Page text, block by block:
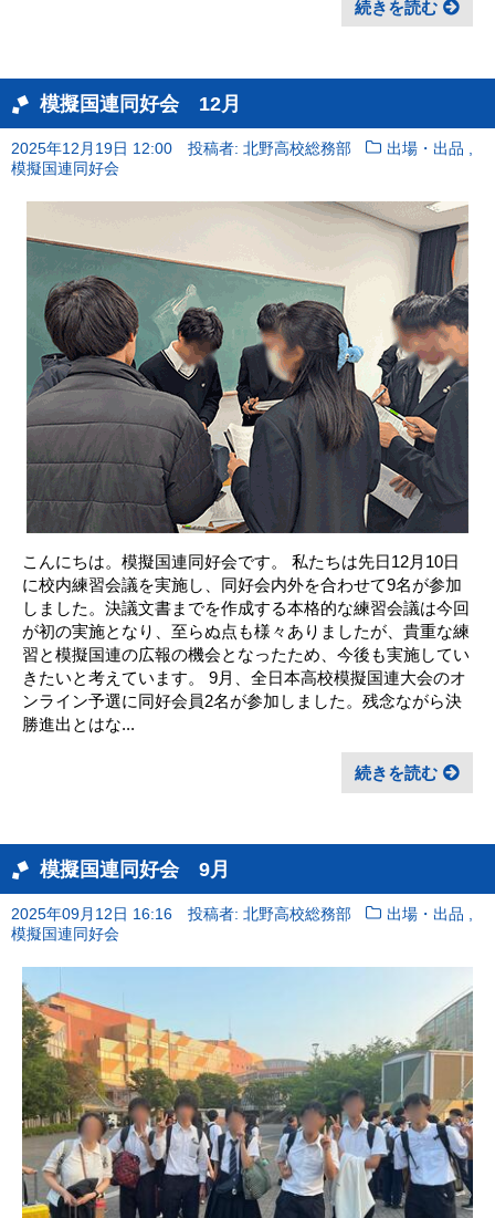
続きを読む
模擬国連同好会 12月
2025年12月19日 12:00 投稿者: 北野高校総務部 出場・出品
模擬国連同好会
こんにちは。模擬国連同好会です。 私たちは先日12月10日
に校内練習会議を実施し、同好会内外を合わせて9名が参加
しました。決議文書までを作成する本格的な練習会議は今回
が初の実施となり、至らぬ点も様々ありましたが、貴重な練
習と模擬国連の広報の機会となったため、今後も実施してい
きたいと考えています。 9月、全日本高校模擬国連大会のオ
ンライン予選に同好会員2名が参加しました。残念ながら決
勝進出とはな...
続きを読む
模擬国連同好会 9月
2025年09月12日 16:16 投稿者: 北野高校総務部 出場・出品
模擬国連同好会